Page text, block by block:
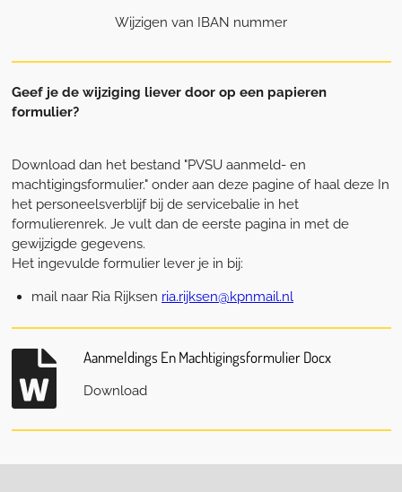
Wijzigen van IBAN nummer
Geef je de wijziging liever door op een papieren
formulier?
Download dan het bestand "PVSU aanmeld- en
machtigingsformulier." onder aan deze pagine of haal deze In
het personeelsverblijf bij de servicebalie in het
formulierenrek. Je vult dan de eerste pagina in met de
gewijzigde gegevens.
Het ingevulde formulier lever je in bij:
mail naar Ria Rijksen ria.rijksen@kpnmail.nl
Aanmeldings En Machtigingsformulier Docx
Download